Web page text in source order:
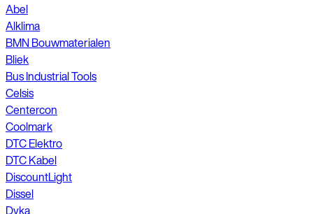
Abel
Alklima
BMN Bouwmaterialen
Bliek
Bus Industrial Tools
Celsis
Centercon
Coolmark
DTC Elektro
DTC Kabel
DiscountLight
Dissel
Dyka